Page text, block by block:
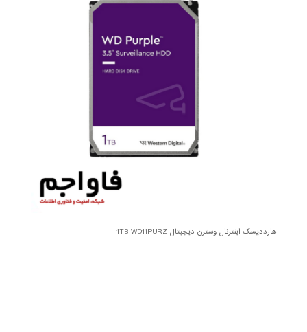
هارددیسک اینترنال وسترن دیجیتال 1TB WD11PURZ